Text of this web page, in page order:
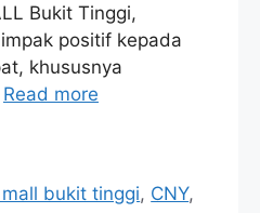
Bukit Tinggi,
positif kepada
khususnya
Read more
bukit tinggi, CNY,